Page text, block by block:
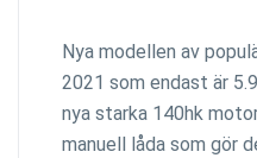
Nya modellen av
2021 som endast är
nya starka 140hk
manuell låda som gör